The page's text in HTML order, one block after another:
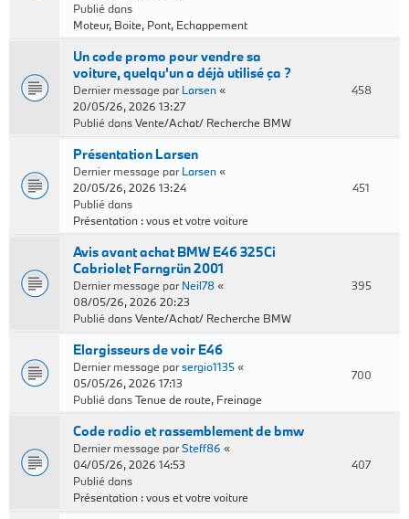
Publié dans
Moteur, Boite, Pont, Echappement
Un code promo pour vendre sa
voiture, quelqu'un a déjà utilisé ça ?
Dernier message parLarsen«
20/05/26, 2026 13:27
Publié dansVente/Achat/ Recherche BMW
458
Présentation Larsen
Dernier message parLarsen«
20/05/26, 2026 13:24
Publié dans
Présentation : vous et votre voiture
451
Avis avant achat BMW E46 325Ci
Cabriolet Farngrün 2001
Dernier message parNeil78«
08/05/26, 2026 20:23
Publié dansVente/Achat/ Recherche BMW
395
Elargisseurs de voir E46
Dernier message parsergio1135«
05/05/26, 2026 17:13
Publié dansTenue de route, Freinage
700
Code radio et rassemblement de bmw
Dernier message parSteff86 «
04/05/26, 2026 14:53
Publié dans
Présentation : vous et votre voiture
407